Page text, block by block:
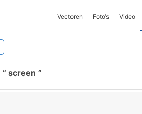
Vectoren Foto‘s Video
screen